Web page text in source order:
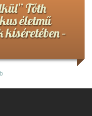
Tóth
életmű
–